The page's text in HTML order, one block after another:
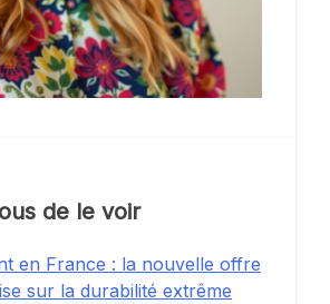
de le voir
en France : la nouvelle offre
sur la durabilité extrême